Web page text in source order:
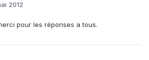
2012
pour les réponses a tous.